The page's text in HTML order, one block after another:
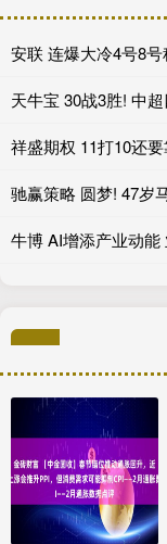
牛博 AI增添产业动